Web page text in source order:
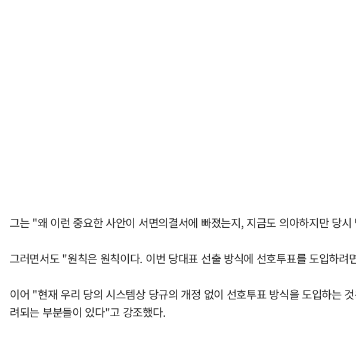
그는 "왜 이런 중요한 사안이 서면의결서에 빠졌는지, 지금도 의아하지만 당
그러면서도 "원칙은 원칙이다. 이번 당대표 선출 방식에 선호투표를 도입하
이어 "현재 우리 당의 시스템상 당규의 개정 없이 선호투표 방식을 도입하는
려되는 부분들이 있다"고 강조했다.